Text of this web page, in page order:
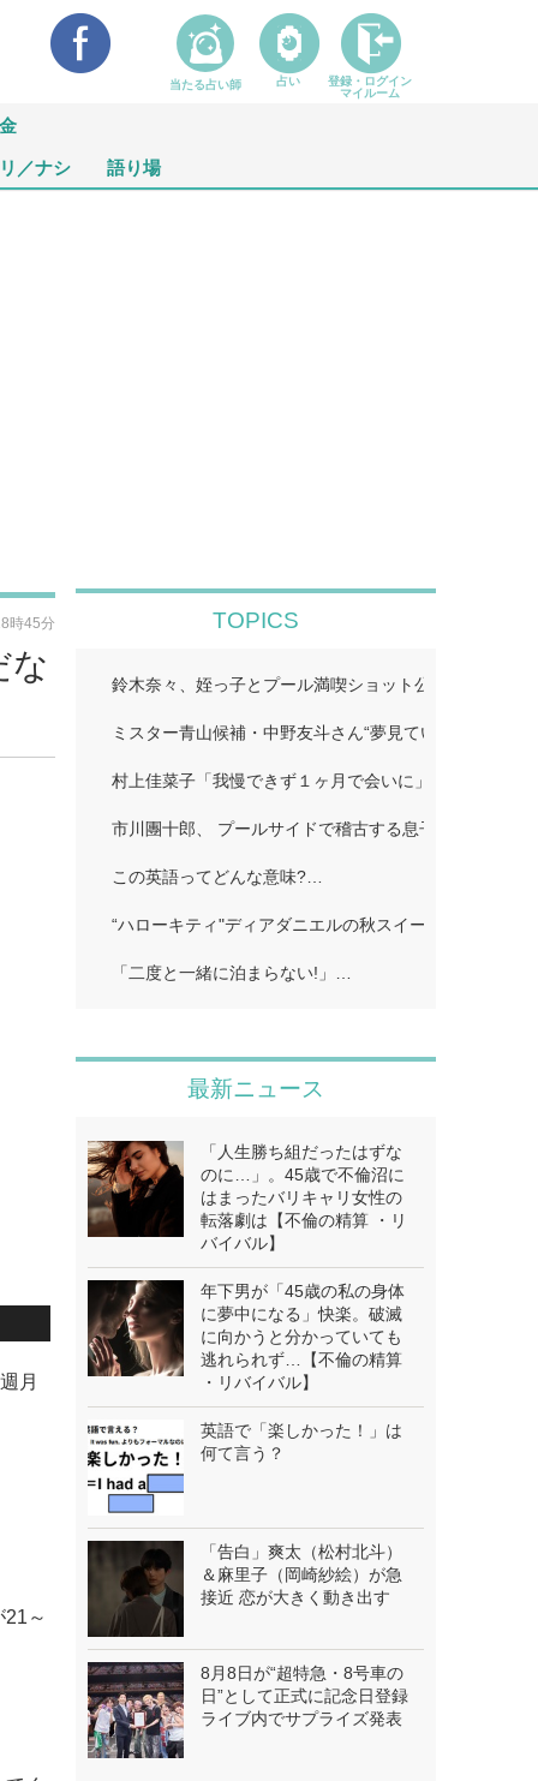
／ナシ 語り場
な
時45分
月
～
TOPICS
鈴木奈々、姪っ子とプール満喫ショット公開「仲良し
ミスター青山候補・中野友斗さん“夢見ていた賞受賞に
村上佳菜子「我慢できず１ヶ月で会いに」…
市川團十郎、 プールサイドで稽古する息子の姿公開に
この英語ってどんな意味?…
“ハローキティ"ディアダニエルの秋スイーツビュッフ
「二度と一緒に泊まらない!」…
最新ニュース
「人生勝ち組だったはずな
のに…」。45歳で不倫沼に
はまったバリキャリ女性の
転落劇は【不倫の精算 ・リ
バイバル】
年下男が「45歳の私の身体
に夢中になる」快楽。破滅
に向かうと分かっていても
逃れられず…【不倫の精算
・リバイバル】
英語で「楽しかった！」は
何て言う？
「告白」爽太（松村北斗）
＆麻里子（岡崎紗絵）が急
接近 恋が大きく動き出す
8月8日が“超特急・8号車の
日”として正式に記念日登録
ライブ内でサプライズ発表
当たる占い師 占い
登録・ログイン
マイルーム